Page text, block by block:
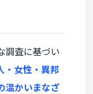
調査に基づい
・女性・異邦
温かいまなざ